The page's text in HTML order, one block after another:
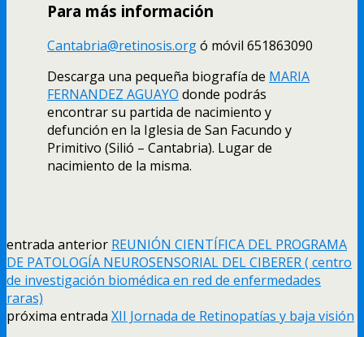
Para más información
Cantabria@retinosis.orgó móvil 651863090
Descarga una pequeña biografía de MARIA
FERNANDEZ AGUAYO donde podrás
encontrar su partida de nacimiento y
defunción en la Iglesia de San Facundo y
Primitivo (Silió – Cantabria). Lugar de
nacimiento de la misma.
entrada anterior REUNIÓN CIENTÍFICA DEL PROGRAMA
DE PATOLOGÍA NEUROSENSORIAL DEL CIBERER ( centro
de investigación biomédica en red de enfermedades
raras)
próxima entrada XII Jornada de Retinopatías y baja visión